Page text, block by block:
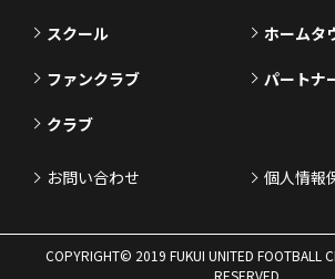
スクール ホームタ
ファンクラブ パートナ
クラブ
お問い合わせ 個人情報
COPYRIGHT© 2019 FUKUI UNITED FOOTBALL